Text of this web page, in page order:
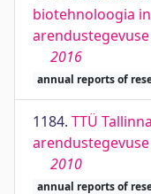
biotehnoloogia
2016
annual reports of
1184. TTÜ
2010
annual reports of